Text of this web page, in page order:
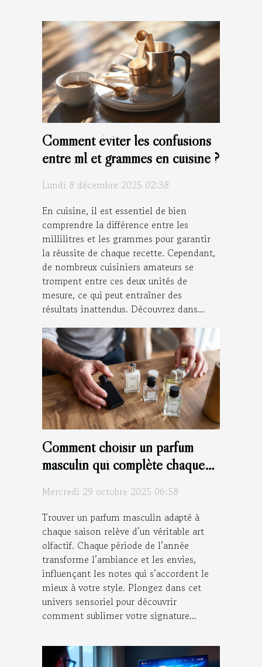
Comment éviter les confusions
entre ml et grammes en cuisine ?
Lundi 8 décembre 2025 02:38
En cuisine, il est essentiel de bien
comprendre la différence entre les
millilitres et les grammes pour garantir
la réussite de chaque recette. Cependant,
de nombreux cuisiniers amateurs se
trompent entre ces deux unités de
mesure, ce qui peut entraîner des
résultats inattendus. Découvrez dans...
Comment choisir un parfum
masculin qui complète chaque
Mercredi 29 octobre 2025 06:58
Trouver un parfum masculin adapté à
chaque saison relève d’un véritable art
olfactif. Chaque période de l’année
transforme l’ambiance et les envies,
influençant les notes qui s’accordent le
mieux à votre style. Plongez dans cet
univers sensoriel pour découvrir
comment sublimer votre signature...